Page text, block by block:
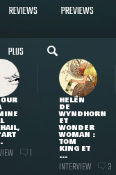
REVIEWS PREVIEWS
PLUS
1
HELEN
DE
WYNDHORN
ET
WONDER
WOMAN :
TOM
KING ET
...
INTERVIEW 3